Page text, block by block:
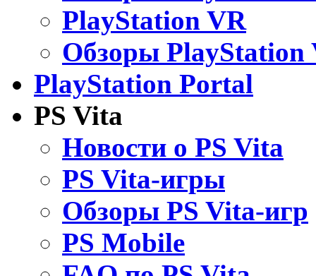
PlayStation VR
Обзоры PlayStation
PlayStation Portal
PS Vita
Новости о PS Vita
PS Vita-игры
Обзоры PS Vita-игр
PS Mobile